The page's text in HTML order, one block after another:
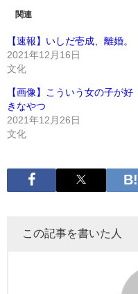
関連
【速報】いしだ壱成、離婚。
2021年12月16日
文化
【画像】こういう女の子が好
きなやつ
2021年12月26日
文化
この記事を書いた人